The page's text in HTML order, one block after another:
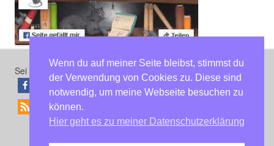
Sei der erste, der diesen Beitrag teilt
RSS-feed
Wenn du auf meiner Seite bleibst, stimmst du
der Verwendung von Cookies zu. Diese sind
notwendig, um meine Webseite besuchen zu
können.
Hier geht es zu meiner Datenschutzerklärung